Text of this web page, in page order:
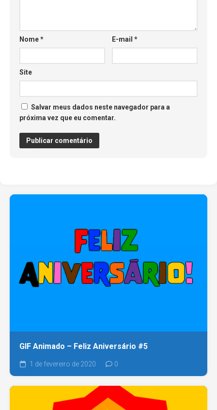
Nome* E-mail*
Site
Salvar meus dados neste navegador para a
próxima vez que eu comentar.
GIF Animado – Feliz Aniversário #5
1 de fevereiro de 2020 0